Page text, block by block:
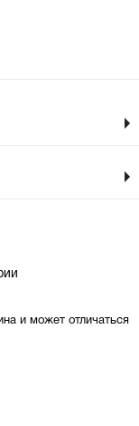
и может отличаться